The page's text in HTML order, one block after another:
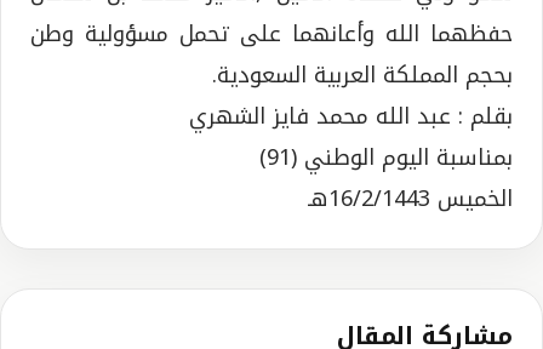
حفظهما الله وأعانهما على تحمل مسؤولية وطن
بحجم المملكة العربية السعودية.
بقلم : عبد الله محمد فايز الشهري
بمناسبة اليوم الوطني (91)
الخميس 16/2/1443هـ
مشاركة المقال